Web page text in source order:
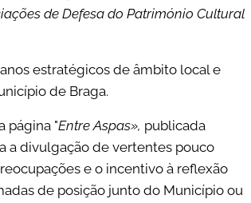
de Defesa do Património Cultural
estratégicos de âmbito local e
de Braga.
página "Entre Aspas», publicada
a divulgação de vertentes pouco
e o incentivo à reflexão
de posição junto do Município ou